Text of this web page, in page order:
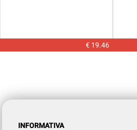
€ 19.46
INFORMATIVA